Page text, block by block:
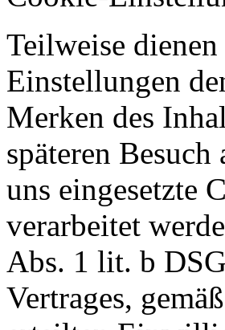
Teilweise
Einstellungen
Merken des
späteren
uns eingesetzte
verarbeitet
Abs. 1 lit. b
Vertrages,